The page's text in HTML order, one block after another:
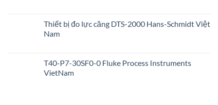
Thiết bị đo lực căng DTS-2000 Hans-Schmidt Việt
Nam
T40-P7-30SF0-0 Fluke Process Instruments
VietNam